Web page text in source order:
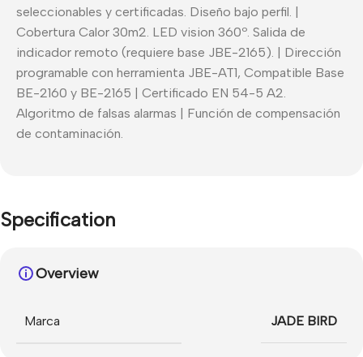
seleccionables y certificadas. Diseño bajo perfil. |
Cobertura Calor 30m2. LED vision 360º. Salida de
indicador remoto (requiere base JBE-2165). | Dirección
programable con herramienta JBE-AT1, Compatible Base
BE-2160 y BE-2165 | Certificado EN 54-5 A2.
Algoritmo de falsas alarmas | Función de compensación
de contaminación.
Specification
Overview
Marca JADE BIRD